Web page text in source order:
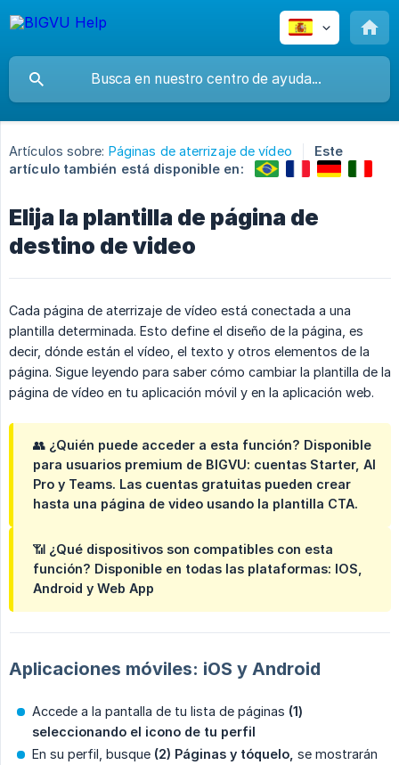
Artículos sobre: Páginas de aterrizaje de vídeo
Este
artículo también está disponible en:
Elija la plantilla de página de
destino de video
Cada página de aterrizaje de vídeo está conectada a una
plantilla determinada. Esto define el diseño de la página, es
decir, dónde están el vídeo, el texto y otros elementos de la
página. Sigue leyendo para saber cómo cambiar la plantilla de la
página de vídeo en tu aplicación móvil y en la aplicación web.
👥 ¿Quién puede acceder a esta función? Disponible
para usuarios premium de BIGVU: cuentas Starter, AI
Pro y Teams. Las cuentas gratuitas pueden crear
hasta una página de video usando la plantilla CTA.
📶 ¿Qué dispositivos son compatibles con esta
función? Disponible en todas las plataformas: IOS,
Android y Web App
Aplicaciones móviles: iOS y Android
Accede a la pantalla de tu lista de páginas (1)
seleccionando el icono de tu perfil
En su perfil, busque (2) Páginas y tóquelo, se mostrarán